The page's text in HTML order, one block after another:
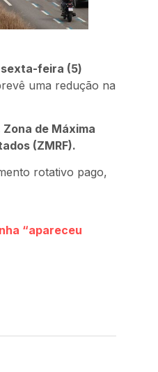
sexta-feira (5)
uma redução na
de Máxima
(ZMRF).
rotativo pago,
“apareceu